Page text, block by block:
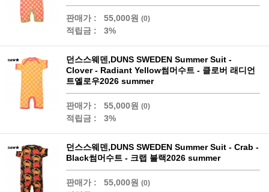
판매가 : 55,000원 (0)
적립금 : 3%
던스스웨덴,DUNS SWEDEN Summer Suit -
Clover - Radiant Yellow썸머수트 - 클로버 래디언
트옐로우2026 summer
판매가 : 55,000원 (0)
적립금 : 3%
던스스웨덴,DUNS SWEDEN Summer Suit - Crab -
Black썸머수트 - 크랩 블랙2026 summer
판매가 : 55,000원 (0)